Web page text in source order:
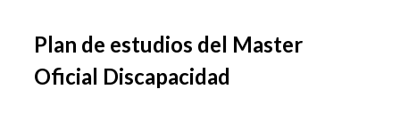
Plan de estudios del Master
Oficial Discapacidad